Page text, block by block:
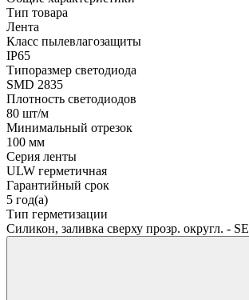
Тип товара
Лента
Класс пылевлагозащиты
IP65
Типоразмер светодиода
SMD 2835
Плотность светодиодов
80 шт/м
Минимальный отрезок
100 мм
Серия ленты
ULW герметичная
Гарантийный срок
5 год(а)
Тип герметизации
Силикон, заливка сверху прозр. округл. - SE